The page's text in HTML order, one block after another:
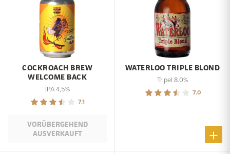
COCKROACH BREW
WELCOME BACK
IPA 4,5%
7.1
VORÜBERGEHEND
AUSVERKAUFT
WATERLOO TRIPLE BLOND
Tripel 8.0%
7.0